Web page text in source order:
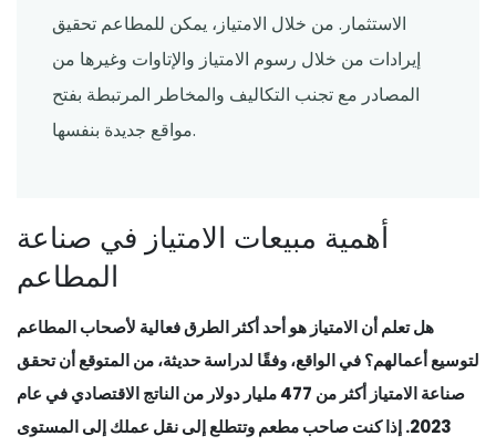
الاستثمار. من خلال الامتياز، يمكن للمطاعم تحقيق
إيرادات من خلال رسوم الامتياز والإتاوات وغيرها من
المصادر مع تجنب التكاليف والمخاطر المرتبطة بفتح
مواقع جديدة بنفسها.
أهمية مبيعات الامتياز في صناعة
المطاعم
هل تعلم أن الامتياز هو أحد أكثر الطرق فعالية لأصحاب المطاعم
لتوسيع أعمالهم؟ في الواقع، وفقًا لدراسة حديثة، من المتوقع أن تحقق
صناعة الامتياز أكثر من 477 مليار دولار من الناتج الاقتصادي في عام
2023. إذا كنت صاحب مطعم وتتطلع إلى نقل عملك إلى المستوى